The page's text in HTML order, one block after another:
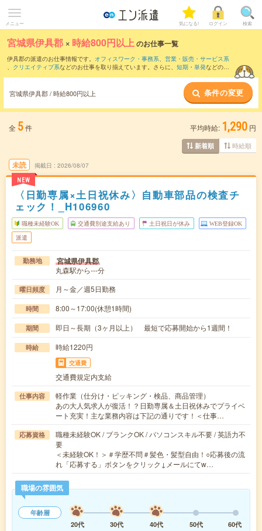
メニュー 気になる! ログイン 検索
宮城県伊具郡 × 時給800円以上のお仕事一覧
伊具郡の派遣のお仕事情報です。 オフィスワーク・事務系、 営業・販売・サービス系
、 クリエイティブ系などのお仕事を取り揃えています。さらに、 短期 ・ 単発などの期
時給1050円以上 ・1800円以上の求人はこちら
当サイトでは法令を遵守し、最低賃金以上の求人のみを掲載しています。
宮城県伊具郡 / 時給800円以上 条件の変更
全 5件 平均時給: 1,290 円
新着順 時給順
未読
NEW
掲載日 2026/08/07
〈日勤専属×土日祝休み〉自動車部品の検査チ
ェック！_H106960
職種未経験OK 交通費別途支給あり 土日祝日が休み WEB登録OK
派遣
勤務地 宮城県伊具郡
丸森駅から---分
曜日頻度 月～金／週5日勤務
時間 8:00～17:00(休憩1時間)
期間 即日～長期（3ヶ月以上） 最短で応募開始から1週間！
時給 時給1220円
交通費
交通費規定内支給
仕事内容
軽作業（仕分け・ピッキング・検品、商品管理）
あの大人気求人が復活！？日勤専属＆土日祝休みでプライベ
ート充実！主な業務内容は下記の通りです！＜仕事…
応募資格
職種未経験OK / ブランクOK / パソコンスキル不要 / 英語力不
要
＜未経験OK！＞＃学歴不問＃髪色・髪型自由！○応募後の流
れ「応募する」ボタンをクリック↓メールにてw…
職場の雰囲気
年齢層
20代
30代 40代 50代 60代